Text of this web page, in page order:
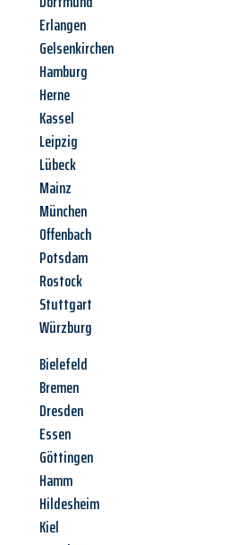
Erlangen
Gelsenkirchen
Hamburg
Herne
Kassel
Leipzig
Lübeck
Mainz
München
Offenbach
Potsdam
Rostock
Stuttgart
Würzburg
Bielefeld
Bremen
Dresden
Essen
Göttingen
Hamm
Hildesheim
Kiel